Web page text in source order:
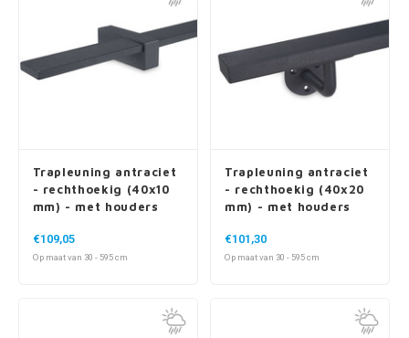
Trapleuning antraciet
- rechthoekig (40x10
mm) - met houders
€109,05
Op maat van 30 - 595 cm
Trapleuning antraciet
- rechthoekig (40x20
mm) - met houders
€101,30
Op maat van 30 - 595 cm